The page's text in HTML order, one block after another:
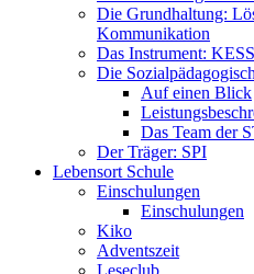
Die Grundhaltung:
Kommunikation
Das Instrument:
Die
Auf einen Blick
Das Team der
Der Träger: SPI
Lebensort Schule
Einschulungen
Einschulungen
Kiko
Adventszeit
Leseclub